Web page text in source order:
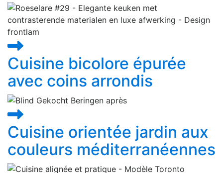
Cuisine bicolore épurée
avec coins arrondis
Cuisine orientée jardin aux
couleurs méditerranéennes